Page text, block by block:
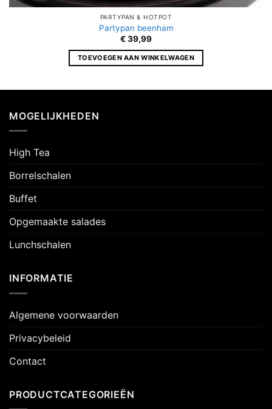
PARTYPAN & HOTPOT
Partypan beenham
€39,99
TOEVOEGEN AAN WINKELWAGEN
MOGELIJKHEDEN
High Tea
Borrelschalen
Buffet
Opgemaakte salades
Lunchschalen
INFORMATIE
Algemene voorwaarden
Privacybeleid
Contact
PRODUCTCATEGORIEËN